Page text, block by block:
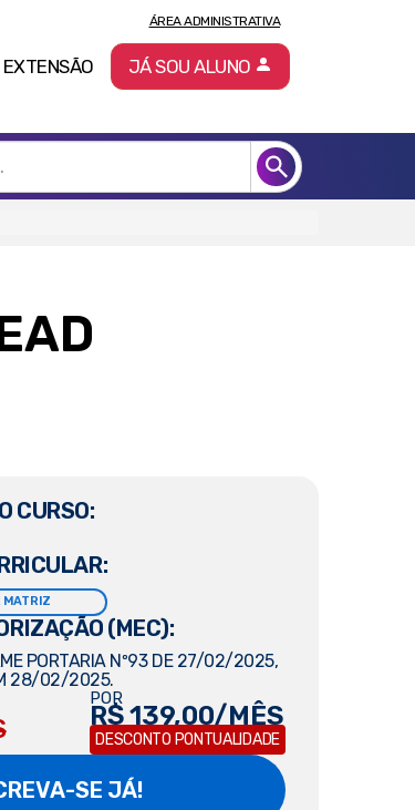
EXTENSÃO
ÁREA ADMINISTRATIVA
JÁ SOU ALUNO
CURSO:
MATRIZ
(MEC):
PORTARIA Nº93 DE 27/02/2025,
28/02/2025.
POR
R$ 139,00/MÊS
DESCONTO PONTUALIDADE
SE JÁ!